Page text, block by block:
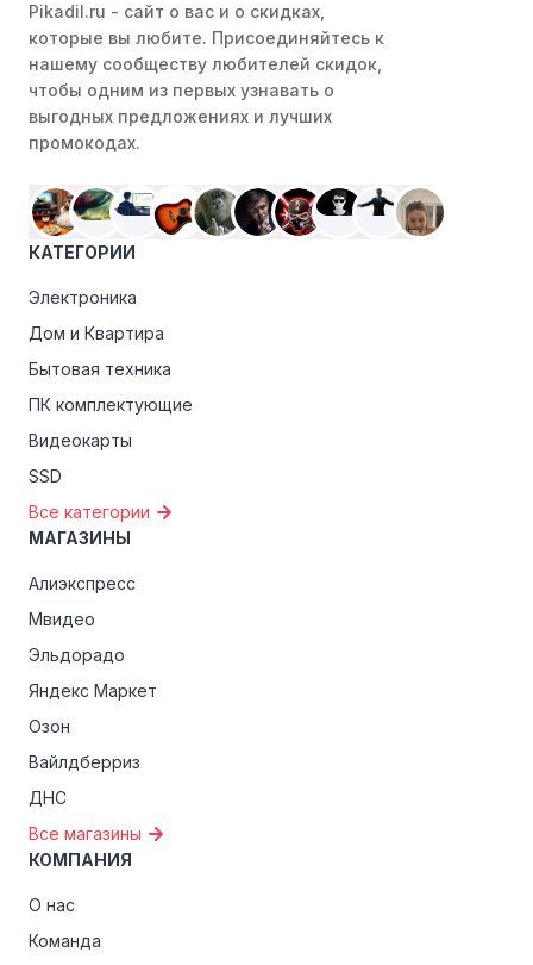
Pikadil.ru - cайт о вас и о скидках,
которые вы любите. Присоединяйтесь к
нашему сообществу любителей скидок,
чтобы одним из первых узнавать о
выгодных предложениях и лучших
промокодах.
КАТЕГОРИИ
Электроника
Дом и Квартира
Бытовая техника
ПК комплектующие
Видеокарты
SSD
Все категории
МАГАЗИНЫ
Алиэкспресс
Мвидео
Эльдорадо
Яндекс Маркет
Озон
Вайлдберриз
ДНС
Все магазины
КОМПАНИЯ
О нас
Команда